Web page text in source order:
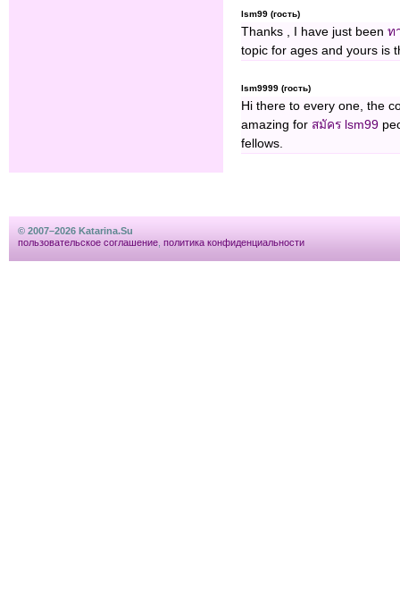
lsm99 (гость)
Thanks , I have just been ท
topic for ages and yours is
lsm9999 (гость)
Hi there to every one, the
amazing for สมัคร lsm99
fellows.
© 2007–2026 Katarina.Su
пользовательское соглашение политика конфиденциальности